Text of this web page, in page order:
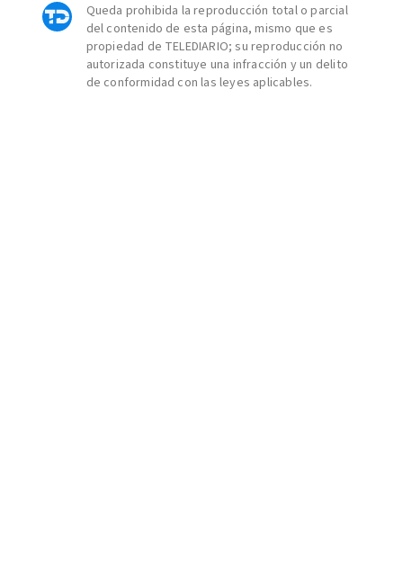
Queda prohibida la reproducción total o parcial
del contenido de esta página, mismo que es
propiedad de TELEDIARIO; su reproducción no
autorizada constituye una infracción y un delito
de conformidad con las leyes aplicables.